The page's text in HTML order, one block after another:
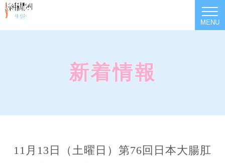
MENU
新着情報
11月13日（土曜日）第76回日本大腸肛